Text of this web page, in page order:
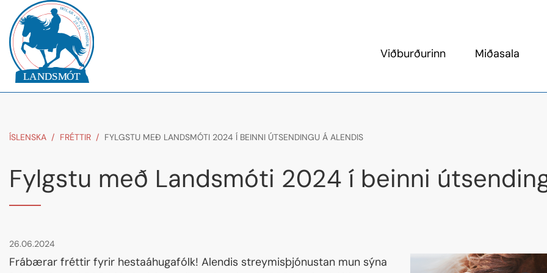
Viðburðurinn
Skagafjörður
Gisting
Hundar á mótssvæðinu
Miðasala
Opin hús
Leita
ÍSLENSKA / FRÉTTIR / FYLGSTU MEÐ LANDSMÓTI 2024 Í BEINNI ÚTSENDINGU Á ALENDIS
Fylgstu með Landsmóti 2024 í beinni
26.06.2024
Frábærar fréttir fyrir hestaáhugafólk! Alendis streymisþjónustan mun sýna